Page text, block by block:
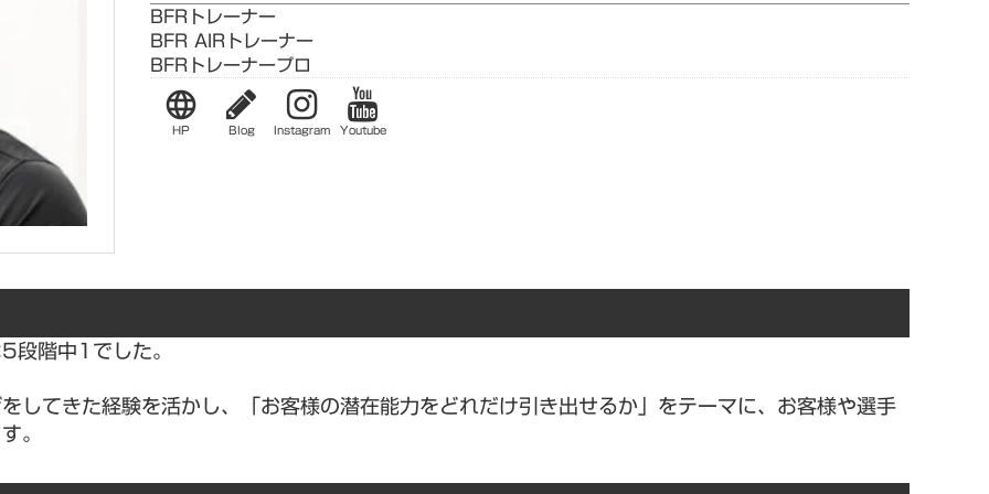
BFRトレーナー
BFR AIRトレーナー
BFRトレーナープロ
language
HP Blog Instagram Youtube
段階中1でした。
してきた経験を活かし、「お客様の潜在能力をどれだけ引き出せるか」をテーマに、お客様や選手
。